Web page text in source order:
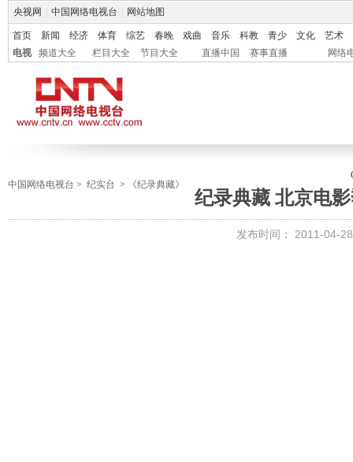
央视网 中国网络电视台 网站地图
首页 新闻 经济 体育 综艺 春晚 戏曲 音乐 科教 青少 文化
艺术
电视
频道大全 栏目大全 节目大全 直播中国 赛事直播 网络
中国网络电视台 > 纪实台 > 《纪录典藏》
纪录典藏 北京电
发布时间： 2011-04-